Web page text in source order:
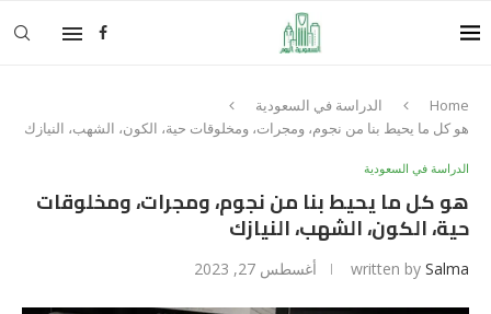
Home
الدراسة في السعودية
هو كل ما يحيط بنا من نجوم، ومجرات، ومخلوقات حية، الكون، الشهب، النيازك
الدراسة في السعودية
هو كل ما يحيط بنا من نجوم، ومجرات، ومخلوقات
حية، الكون، الشهب، النيازك
written by Salma أغسطس 27, 2023